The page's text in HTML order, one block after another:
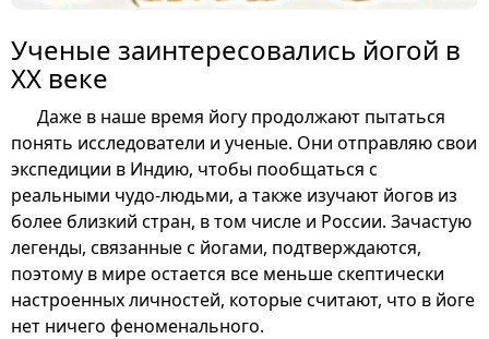
Ученые заинтересовались йогой в
ХХ веке
Даже в наше время йогу продолжают пытаться
понять исследователи и ученые. Они отправляю свои
экспедиции в Индию, чтобы пообщаться с
реальными чудо-людьми, а также изучают йогов из
более близкий стран, в том числе и России. Зачастую
легенды, связанные с йогами, подтверждаются,
поэтому в мире остается все меньше скептически
настроенных личностей, которые считают, что в йоге
нет ничего феноменального.